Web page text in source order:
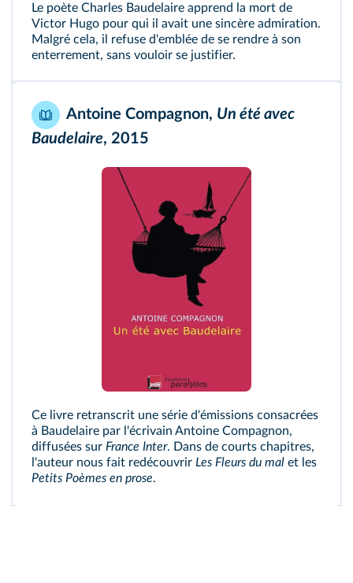
Le poète Charles Baudelaire apprend la mort de
Victor Hugo pour qui il avait une sincère admiration.
Malgré cela, il refuse d'emblée de se rendre à son
enterrement, sans vouloir se justifier.
Antoine Compagnon, Un été avec
Baudelaire, 2015
Ce livre retranscrit une série d'émissions consacrées
à Baudelaire par l'écrivain Antoine Compagnon,
diffusées sur France Inter. Dans de courts chapitres,
l'auteur nous fait redécouvrir Les Fleurs du mal et les
Petits Poèmes en prose.